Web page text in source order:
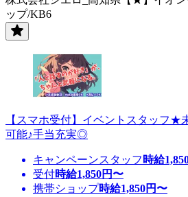
ップ/KB6
【スマホ受付】イベントスタッフ★
可能♪手当充実◎
キャンペーンスタッフ 時給
受付時給1,850円〜
携帯ショップ時給1,850円〜